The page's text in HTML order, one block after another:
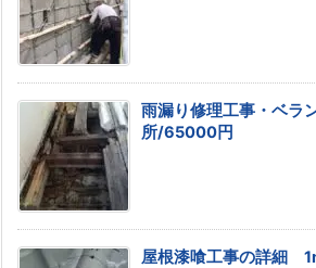
雨漏り修理工事・ベラ
所/65000円
屋根漆喰工事の詳細